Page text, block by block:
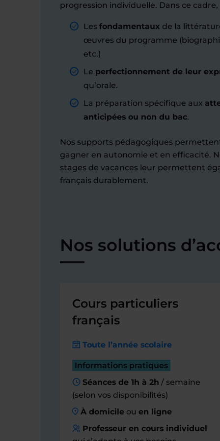
progression individuelle. Dans ce
Les fondamentaux de la
œuvres du programme
etc.)
Le perfectionnement de leur
qu’orale.
La préparation spécifique aux
anticipées ou non du bac.
Nos supports pédagogiques
gagner en autonomie et en efficacité.
stages de vacances leur permettent
français durablement.
Nos solutions
Cours particuliers
français
Toute l’année scolaire
Informations pratiques
Séances de 1h à 2h / semaine
(selon vos disponibilités)
À domicileou en ligne
Professeur en cours individuel